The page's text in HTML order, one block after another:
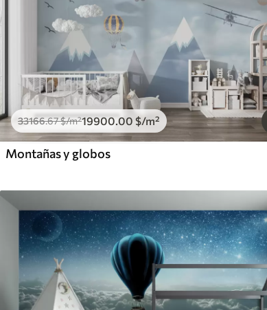
33166.67$/m²19900.00 $/m²
Montañas y globos